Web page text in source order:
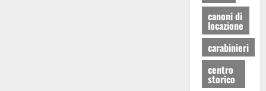
canoni di
locazione
carabinieri
centro
storico